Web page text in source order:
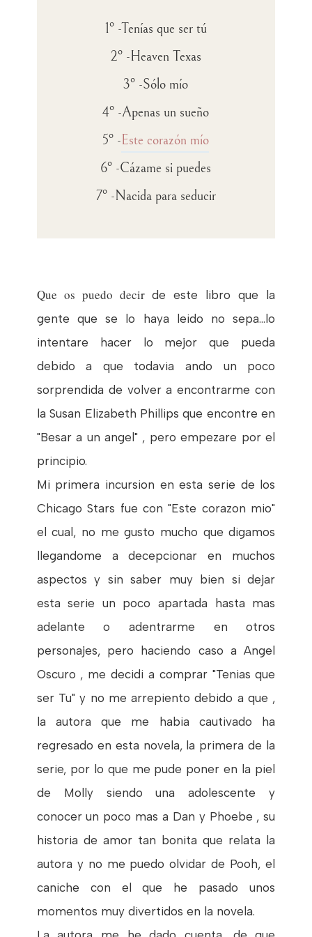
1º -Tenías que ser tú
2º -Heaven Texas
3º -Sólo mío
4º -Apenas un sueño
5º -Este corazón mío
6º -Cázame si puedes
7º -Nacida para seducir
Que os puedo decirde este libro que la
gente que se lo haya leido no sepa...lo
intentare hacer lo mejor que pueda
debido a que todavia ando un poco
sorprendida de volver a encontrarme con
la Susan Elizabeth Phillips que encontre en
"Besar a un angel" , pero empezare por el
principio.
Mi primera incursion en esta serie de los
Chicago Stars fue con "Este corazon mio"
el cual, no me gusto mucho que digamos
llegandome a decepcionar en muchos
aspectos y sin saber muy bien si dejar
esta serie un poco apartada hasta mas
adelante o adentrarme en otros
personajes, pero haciendo caso a Angel
Oscuro , me decidi a comprar "Tenias que
ser Tu" y no me arrepiento debido a que ,
la autora que me habia cautivado ha
regresado en esta novela, la primera de la
serie, por lo que me pude poner en la piel
de Molly siendo una adolescente y
conocer un poco mas a Dan y Phoebe , su
historia de amor tan bonita que relata la
autora y no me puedo olvidar de Pooh, el
caniche con el que he pasado unos
momentos muy divertidos en la novela.